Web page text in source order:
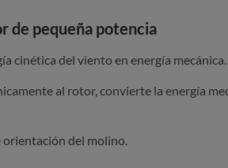
de pequeña potencia
cinética del viento en energía mecánica.
al rotor, convierte la energía
orientación del molino.